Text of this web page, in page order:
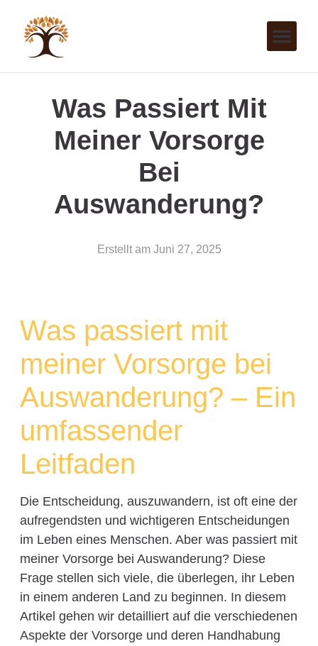
Was Passiert Mit
Meiner Vorsorge
Bei
Auswanderung?
Erstellt am Juni 27, 2025
Was passiert mit
meiner Vorsorge bei
Auswanderung? – Ein
umfassender
Leitfaden
Die Entscheidung, auszuwandern, ist oft eine der
aufregendsten und wichtigeren Entscheidungen
im Leben eines Menschen. Aber was passiert mit
meiner Vorsorge bei Auswanderung? Diese
Frage stellen sich viele, die überlegen, ihr Leben
in einem anderen Land zu beginnen. In diesem
Artikel gehen wir detailliert auf die verschiedenen
Aspekte der Vorsorge und deren Handhabung